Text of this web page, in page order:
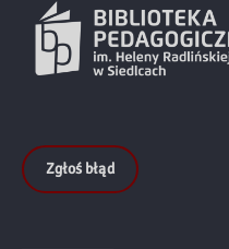
Zgłoś błąd